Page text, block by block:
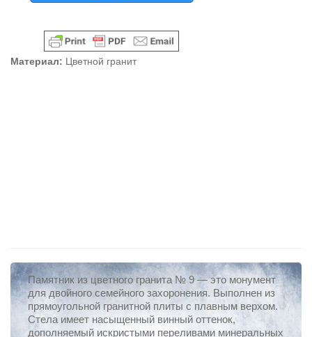
Материал: Цветной гранит
Памятник из цветного гранита № 9 — это монумент
для двойного семейного захоронения. Выполнен из
прямоугольной гранитной плиты с плавным верхом.
Стела имеет насыщенный винный оттенок,
дополняемый искристыми переливами минеральных